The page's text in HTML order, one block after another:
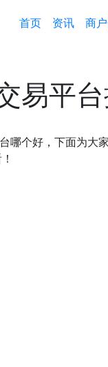
首页 资讯 商
易平台
个好，下面为大